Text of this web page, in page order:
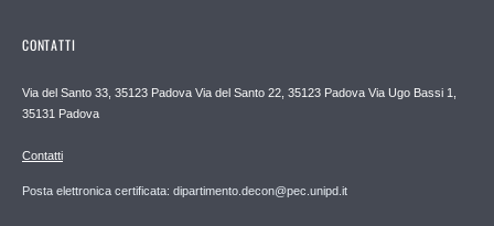
CONTATTI
Via del Santo 33, 35123 Padova Via del Santo 22, 35123 Padova Via Ugo Bassi 1,
35131 Padova
Contatti
Posta elettronica certificata: dipartimento.decon@pec.unipd.it